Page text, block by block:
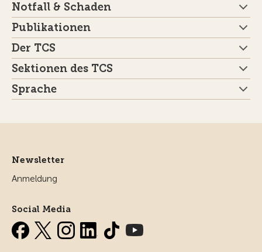
Notfall & Schaden
Publikationen
Der TCS
Sektionen des TCS
Sprache
Newsletter
Anmeldung
Social Media